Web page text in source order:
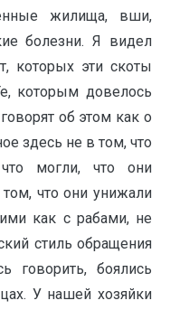
жилища, вши,
болезни. Я видел
которых эти скоты
которым довелось
об этом как о
здесь не в том, что
могли, что они
что они унижали
как с рабами, не
стиль обращения
говорить, боялись
У нашей хозяйки